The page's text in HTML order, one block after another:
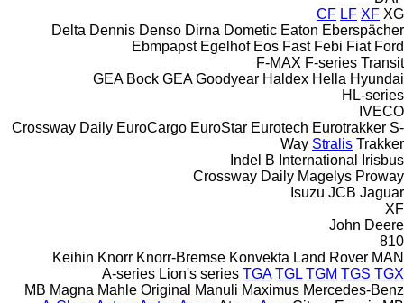
CF LF XF XG
Delta Dennis Denso Dirna Dometic Eaton Eberspächer
Ebmpapst Egelhof Eos Fast Febi Fiat Ford
F-MAX F-series Transit
GEA Bock GEA Goodyear Haldex Hella Hyundai
HL-series
IVECO
Crossway Daily EuroCargo EuroStar Eurotech Eurotrakker S-
Way Stralis Trakker
Indel B International
Irisbus
Crossway Daily Magelys Proway
Isuzu JCB Jaguar
XF
John Deere
810
Keihin Knorr Knorr-Bremse Konvekta Land Rover MAN
A-series Lion's series TGA TGL TGM TGS TGX
MB Magna Mahle Original Manuli Maximus Mercedes-Benz